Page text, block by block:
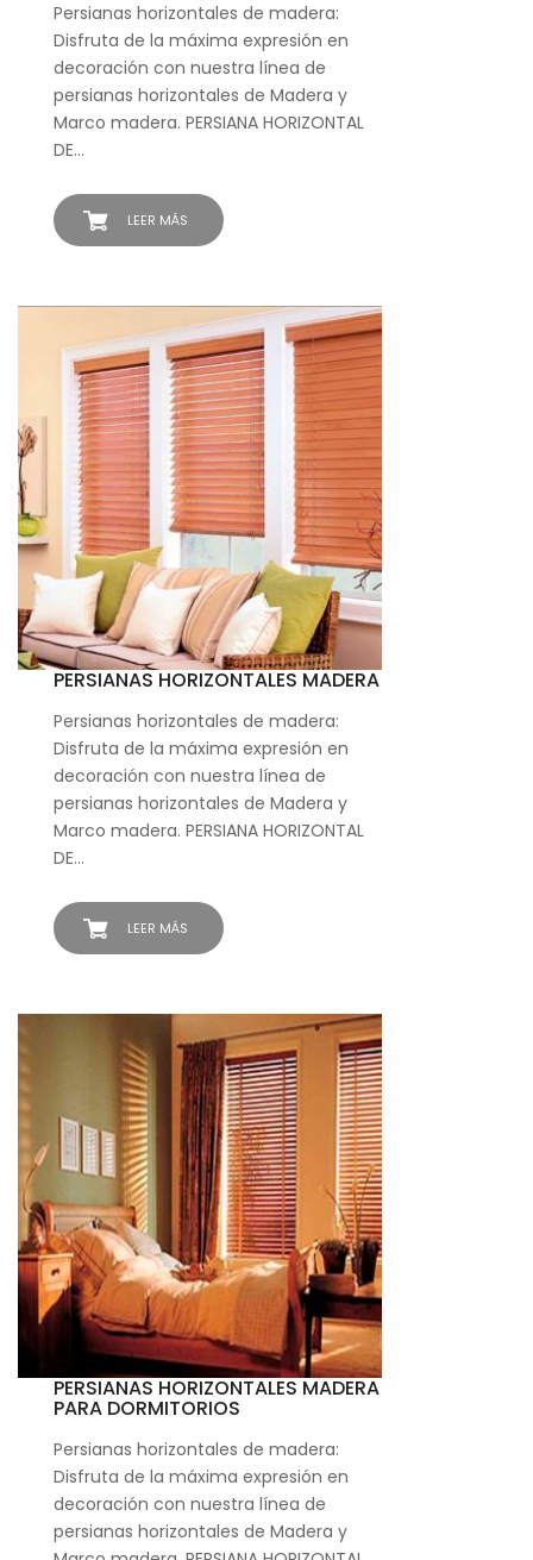
LEER MÁS
Persianas horizontales de madera:
Disfruta de la máxima expresión en
decoración con nuestra línea de
persianas horizontales de Madera y
Marco madera. PERSIANA HORIZONTAL
DE…
LEER MÁS
PERSIANAS HORIZONTALES MADERA
Persianas horizontales de madera:
Disfruta de la máxima expresión en
decoración con nuestra línea de
persianas horizontales de Madera y
Marco madera. PERSIANA HORIZONTAL
DE…
PERSIANAS HORIZONTALES MADERA
PARA DORMITORIOS
Persianas horizontales de madera:
Disfruta de la máxima expresión en
decoración con nuestra línea de
persianas horizontales de Madera y